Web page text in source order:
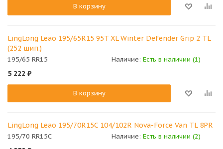
В корзину
LingLong Leao 195/65R15 95T XL Winter Defender Grip 2 TL
(252 шип.)
195/65 RR15 Наличие: Есть в наличии (1)
5 222 ₽
В корзину
LingLong Leao 195/70R15C 104/102R Nova-Force Van TL 8PR
195/70 RR15C Наличие: Есть в наличии (2)